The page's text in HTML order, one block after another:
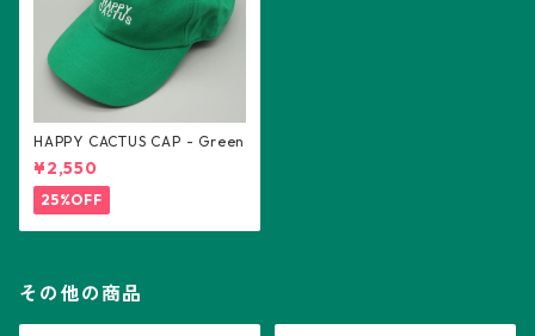
HAPPY CACTUS CAP - Green
¥2,550
25%OFF
その他の商品